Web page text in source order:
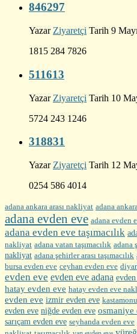
846297
Yazar Ziyaretçi Tarih 9
1815 284 7826
511613
Yazar Ziyaretçi Tarih 10
5724 243 1246
318831
Yazar Ziyaretçi Tarih 12
0254 586 4014
adana ankara arası nakliyat adana
adana evden eve adana evden
adana evden eve taşımacılık
nakliyat adana vatan taşımacılık adana
nakliyat adana şehirler arası taşımacılık
bursa evden eve ceyhan evden eve
evden eve evden eve adana
hatay evden eve hatay evden eve
evden eve izmir evden eve
evden eve niğde evden eve osmaniye
sarıçam evden eve seyhanda evden eve